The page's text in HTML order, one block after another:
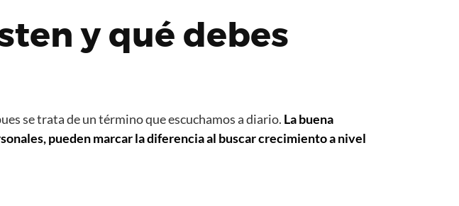
y qué debes
se trata de un término que escuchamos a diario. La buena
pueden marcar la diferencia al buscar crecimiento a nivel